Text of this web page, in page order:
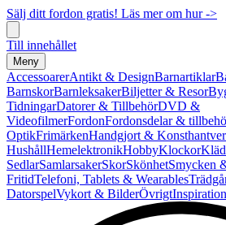
Sälj ditt fordon gratis! Läs mer om hur ->
Till innehållet
Meny
AccessoarerAntikt & DesignBarnartiklar
BarnskorBarnleksakerBiljetter & Resor
TidningarDatorer & TillbehörDVD &
VideofilmerFordonFordonsdelar &
OptikFrimärkenHandgjort &
HushållHemelektronikHobbyKlockor
SedlarSamlarsakerSkorSkönhetSmycken
FritidTelefoni, Tablets & Wearables
DatorspelVykort & BilderÖvrigtInspiration